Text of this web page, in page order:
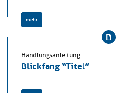
mehr
Handlungsanleitung
Blickfang “Titel”